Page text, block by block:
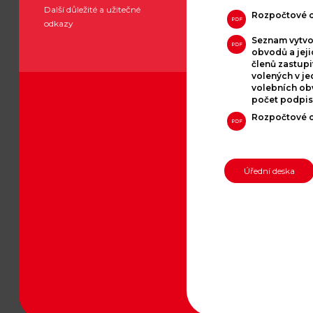
Další důležité a užitečné
odkazy
PDF Rozpočtové
PDF
Seznam
obvodů a
členů
volených v
volebních
počet
PDF Rozpočtové
Úřední deska